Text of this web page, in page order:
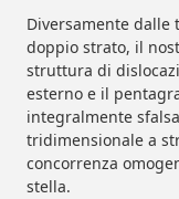
Diversamente
doppio strato, il
struttura di
esterno e il
integralmente
tridimensionale a
concorrenza
stella.